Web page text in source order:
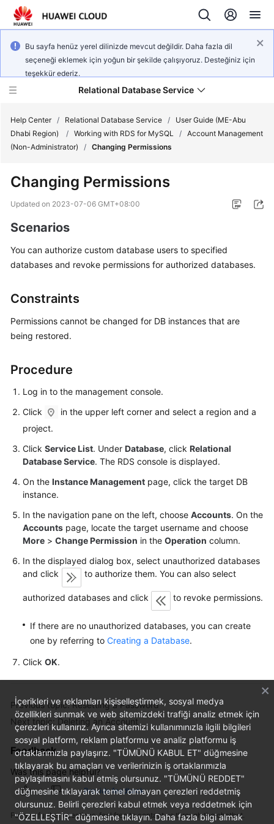
Bu sayfa henüz yerel dilinizde mevcut değildir. Daha fazla dil
seçeneği eklemek için yoğun bir şekilde çalışıyoruz. Desteğiniz için
teşekkür ederiz.
Relational Database Service
Service
Overview
Billing
Getting
Kernels
Guide
Best
Performance
White
Reference
SDK
Reference
Troubleshooting
Glossary
More
Documents
General
Reference
Glossary
Shared
Responsibilities
Help Center / Relational Database Service /
User Guide (ME-Abu
Dhabi Region)
/ Working with RDS for MySQL / Account Management
(Non-Administrator)
/ Changing Permissions
Changing Permissions
Updated on 2023-07-06 GMT+08:00
Scenarios
You can authorize custom database users to specified
databases and revoke permissions for authorized databases.
Constraints
Permissions cannot be changed for DB instances that are
being restored.
Procedure
Log in to the management console.
Click
in the upper left corner and select a region and a
project.
Click Service List. Under Database, click Relational
Database Service. The RDS console is displayed.
On the Instance Management page, click the target DB
instance.
In the navigation pane on the left, choose Accounts. On the
Accounts page, locate the target username and choose
More > Change Permission in the Operation column.
In the displayed dialog box, select unauthorized databases
and click
to authorize them. You can also select
authorized databases and click to revoke permissions.
If there are no unauthorized databases, you can create
one by referring to Creating a Database.
Click OK.
Previous topic: Resetting a Password
Next topic: Deleting an Account
Feedback
Was this page helpful?
Provide feedback
For any further questions, feel free to contact us through the chatbot.
İçerikleri ve reklamları kişiselleştirmek, sosyal medya
özellikleri sunmak ve web sitemizdeki trafiği analiz etmek için
çerezleri kullanırız. Ayrıca sitemizi kullanımınızla ilgili bilgileri
sosyal platform, reklam platformu ve analiz platformu iş
ortaklarımızla paylaşırız. "TÜMÜNÜ KABUL ET" düğmesine
tıklayarak bu amaçları ve verilerinizin iş ortaklarımızla
paylaşılmasını kabul etmiş olursunuz. "TÜMÜNÜ REDDET"
düğmesine tıklayarak temel olmayan çerezleri reddetmiş
olursunuz. Belirli çerezleri kabul etmek veya reddetmek için
"ÖZELLEŞTİR" düğmesine tıklayın. Daha fazla bilgi almak